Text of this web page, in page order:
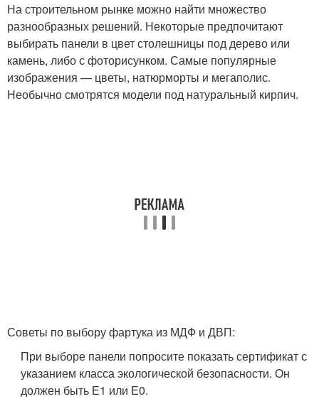
На строительном рынке можно найти множество
разнообразных решений. Некоторые предпочитают
выбирать панели в цвет столешницы под дерево или
камень, либо с фоторисунком. Самые популярные
изображения — цветы, натюрморты и мегаполис.
Необычно смотрятся модели под натуральный кирпич.
Советы по выбору фартука из МДФ и ДВП:
При выборе панели попросите показать сертификат с
указанием класса экологической безопасности. Он
должен быть Е1 или Е0.